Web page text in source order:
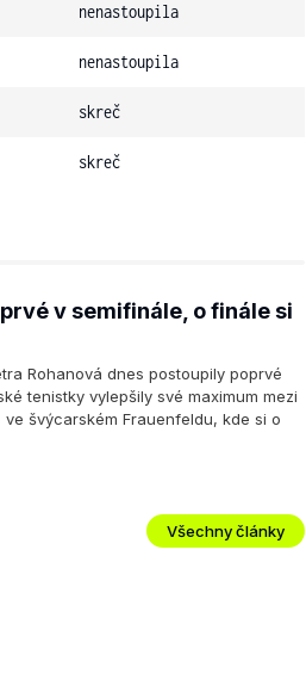
nenastoupila
nenastoupila
skreč
skreč
v semifinále, o finále si
Rohanová dnes postoupily poprvé
tenistky vylepšily své maximum mezi
švýcarském Frauenfeldu, kde si o
Všechny články